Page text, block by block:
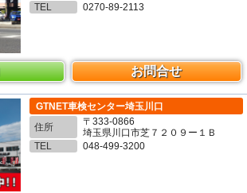
TEL
0270-89-2113
お問合せ
GTNET車検センター埼玉川口
住所
〒333-0866
埼玉県川口市芝７２０９ー１Ｂ
TEL
048-499-3200